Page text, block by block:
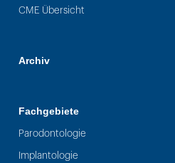
CME Übersicht
Archiv
Fachgebiete
Parodontologie
Implantologie